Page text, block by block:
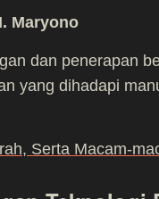
Maryono
dan penerapan
yang dihadapi
Serta Macam-